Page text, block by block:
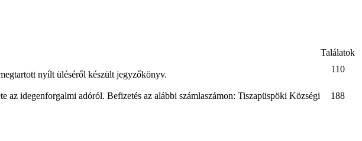
Találatok
nyílt üléséről készült jegyzőkönyv.
110
idegenforgalmi adóról. Befizetés az alábbi számlaszámon: Tiszapüspöki Községi
188